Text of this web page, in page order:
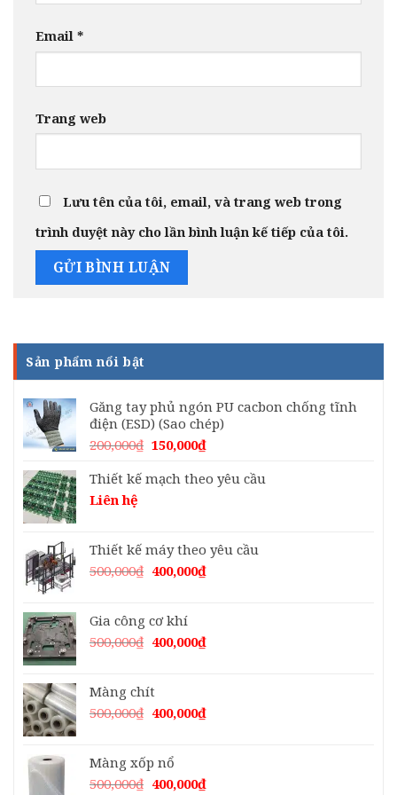
Email *
Trang web
Lưu tên của tôi, email, và trang web trong
trình duyệt này cho lần bình luận kế tiếp của tôi.
Sản phẩm nổi bật
Găng tay phủ ngón PU cacbon chống tĩnh
điện (ESD) (Sao chép)
200,000₫ Giá
là:
150,000₫Giá
tại
Thiết kế mạch theo yêu cầu
Liên hệ
Thiết kế máy theo yêu cầu
500,000₫ Giá
500,000₫.
400,000₫Giá
400,000₫.
Gia công cơ khí
500,000₫ Giá
500,000₫.
400,000₫Giá
400,000₫.
Màng chít
500,000₫ Giá
500,000₫.
400,000₫Giá
400,000₫.
Màng xốp nổ
500,000₫ Giá
400,000₫Giá